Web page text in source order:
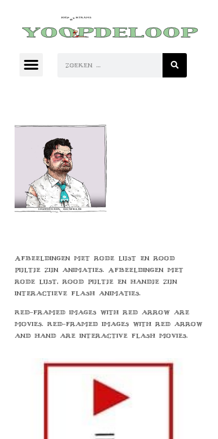
Afbeeldingen met rode lijst en rood
pijltje zijn animaties. Afbeeldingen met
rode lijst, rood pijltje en handje zijn
interactieve flash animaties.
Red-framed images with red arrow are
movies. Red-framed images with red arrow
and hand are interactive flash movies.